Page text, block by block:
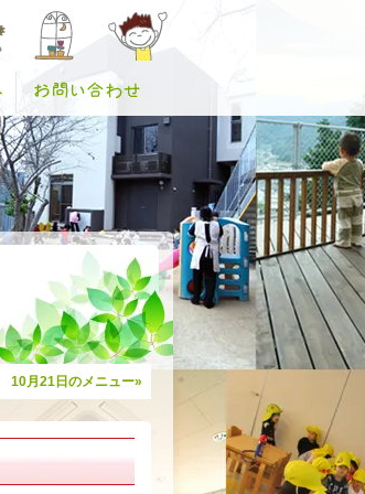
10月21日のメニュー»